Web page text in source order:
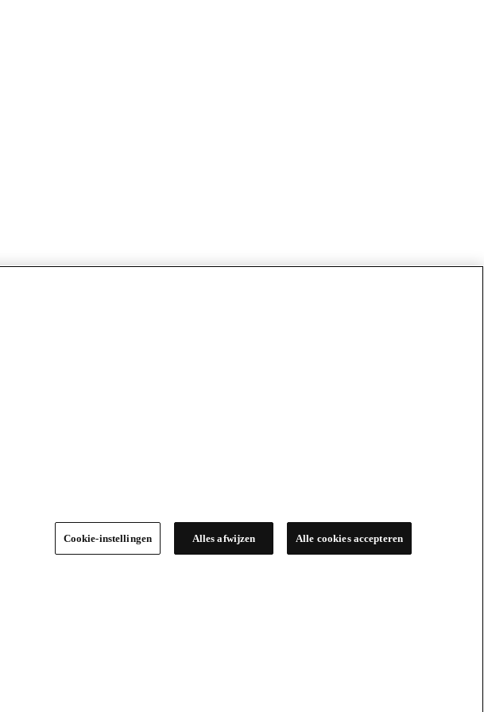
Cookie-instellingen Alles afwijzen Alle cookies accepteren